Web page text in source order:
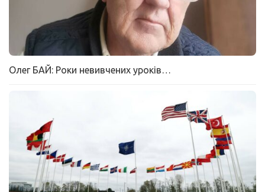
Олег БАЙ: Роки невивчених уроків…